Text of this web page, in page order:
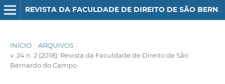
REVISTA DA FACULDADE DE DIREITO DE SÃO BERNARDO DO CAMPO
INÍCIO / ARQUIVOS /
v. 24 n. 2 (2018): Revista da Faculdade de Direito de São
Bernardo do Campo